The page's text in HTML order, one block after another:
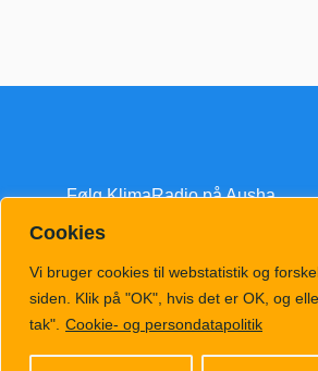
Cookies
Vi bruger cookies til webstatistik og
siden. Klik på "OK", hvis det er OK, og
tak". Cookie- og persondatapolitik
Følg KlimaRadio på Ausha